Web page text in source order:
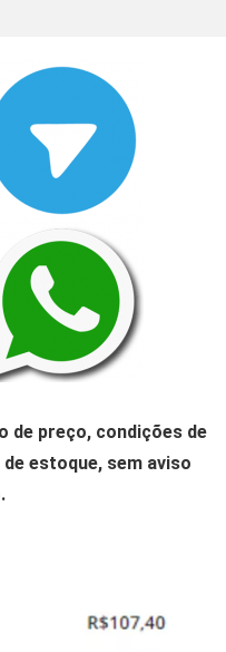
de preço, condições de
estoque, sem aviso